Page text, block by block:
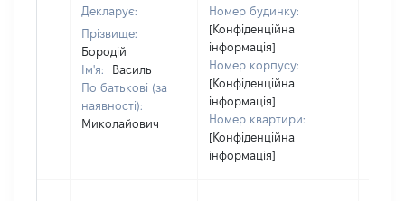
Декларує:
Прізвище:
Бородій
Ім'я:
Василь
По батькові (за
наявності):
Миколайович
Номер будинку:
[Конфіденційна
інформація]
Номер корпусу:
[Конфіденційна
інформація]
Номер квартири:
[Конфіденційна
інформація]